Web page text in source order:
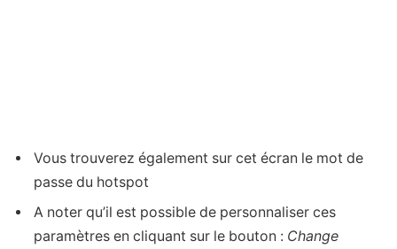
Vous trouverez également sur cet écran le mot de
passe du hotspot
A noter qu’il est possible de personnaliser ces
paramètres en cliquant sur le bouton : Change